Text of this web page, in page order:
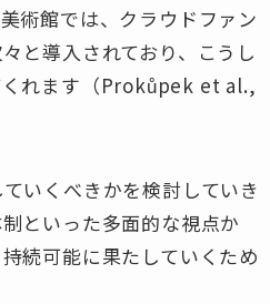
術館では、クラウドファン
と導入されており、こうし
くれます（Prokůpek et al.,
いくべきかを検討していき
といった多面的な視点か
続可能に果たしていくため